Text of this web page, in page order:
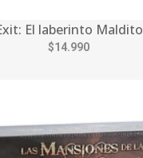
El laberinto Maldito
$14.990